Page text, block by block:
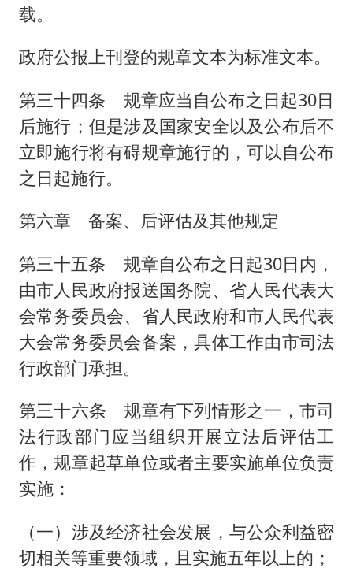
载。
政府公报上刊登的规章文本为标准文本。
第三十四条 规章应当自公布之日起30日
后施行；但是涉及国家安全以及公布后不
立即施行将有碍规章施行的，可以自公布
之日起施行。
第六章 备案、后评估及其他规定
第三十五条 规章自公布之日起30日内，
由市人民政府报送国务院、省人民代表大
会常务委员会、省人民政府和市人民代表
大会常务委员会备案，具体工作由市司法
行政部门承担。
第三十六条 规章有下列情形之一，市司
法行政部门应当组织开展立法后评估工
作，规章起草单位或者主要实施单位负责
实施：
（一）涉及经济社会发展，与公众利益密
切相关等重要领域，且实施五年以上的；